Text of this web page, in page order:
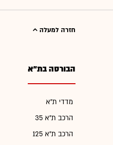
חזרה למעלה
הבורסה בת"א
מדדי ת"א
הרכב ת"א 35
הרכב ת"א 125